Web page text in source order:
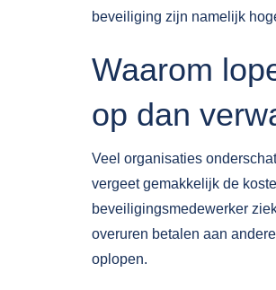
beveiliging zijn namelijk
Waarom
op dan
Veel organisaties
vergeet gemakkelijk de
beveiligingsmedewerker
overuren betalen aan
oplopen.